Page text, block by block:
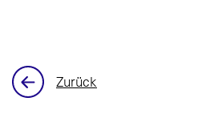
Zurück